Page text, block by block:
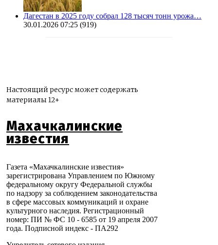
Дагестан в 2025 году собрал 128 тысяч тонн урожа…
30.01.2026 07:25 (919)
Настоящий ресурс может содержать
материалы 12+
Махачкалинские
известия
Газета «Махачкалинские известия»
зарегистрирована Управлением по Южному
федеральному округу Федеральной службы
по надзору за соблюдением законодательства
в сфере массовых коммуникаций и охране
культурного наследия. Регистрационный
номер: ПИ № ФС 10 - 6585 от 19 апреля 2007
года. Подписной индекс - ПА292